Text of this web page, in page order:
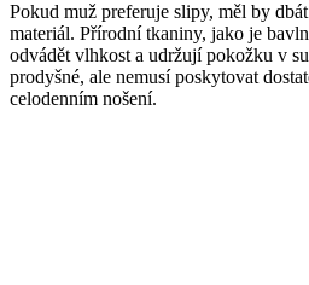
Pokud muž preferuje slipy, měl by
materiál. Přírodní tkaniny, jako je
odvádět vlhkost a udržují pokožku v
prodyšné, ale nemusí poskytovat
celodenním nošení.